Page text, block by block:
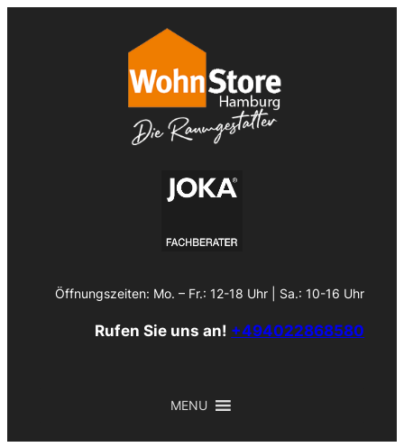
Öffnungszeiten: Mo. – Fr.: 12-18 Uhr | Sa.: 10-16 Uhr
Rufen Sie uns an! +494022868580
MENU